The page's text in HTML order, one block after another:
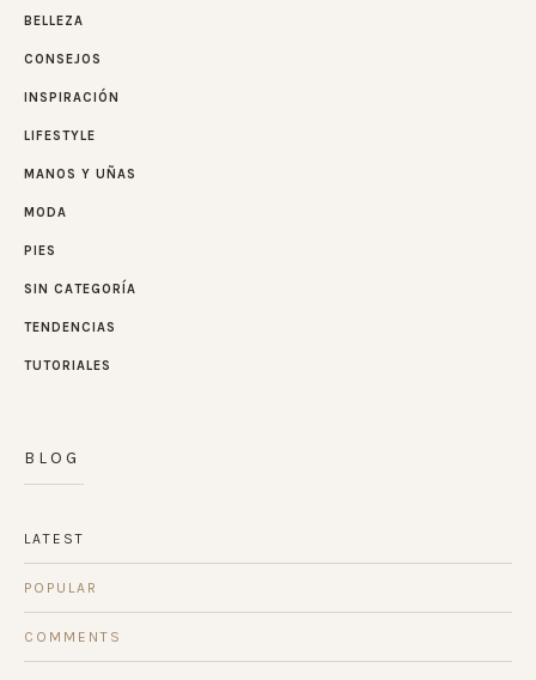
BELLEZA
CONSEJOS
INSPIRACIÓN
LIFESTYLE
MANOS Y UÑAS
MODA
PIES
SIN CATEGORÍA
TENDENCIAS
TUTORIALES
BLOG
LATEST
POPULAR
COMMENTS